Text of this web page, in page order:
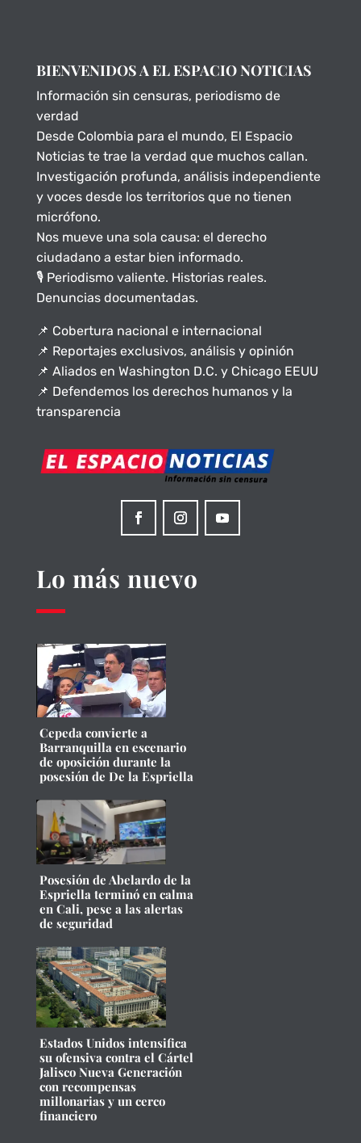
BIENVENIDOS A EL ESPACIO NOTICIAS
Información sin censuras, periodismo de
verdad
Desde Colombia para el mundo, El Espacio
Noticias te trae la verdad que muchos callan.
Investigación profunda, análisis independiente
y voces desde los territorios que no tienen
micrófono.
Nos mueve una sola causa: el derecho
ciudadano a estar bien informado.
🎙️ Periodismo valiente. Historias reales.
Denuncias documentadas.
📌 Cobertura nacional e internacional
📌 Reportajes exclusivos, análisis y opinión
📌 Aliados en Washington D.C. y Chicago EEUU
📌 Defendemos los derechos humanos y la
transparencia
Lo más nuevo
Cepeda convierte a
Barranquilla en escenario
de oposición durante la
posesión de De la Espriella
Posesión de Abelardo de la
Espriella terminó en calma
en Cali, pese a las alertas
de seguridad
Estados Unidos intensifica
su ofensiva contra el Cártel
Jalisco Nueva Generación
con recompensas
millonarias y un cerco
financiero